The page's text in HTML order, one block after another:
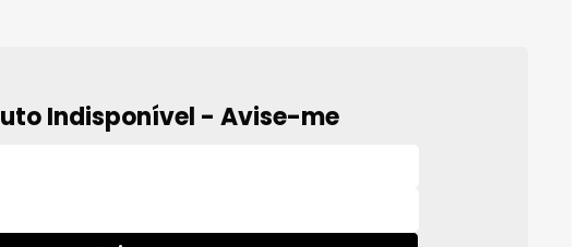
Indisponível - Avise-me